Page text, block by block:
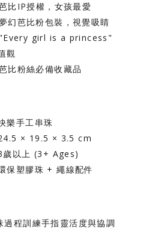
比IP授權，女孩最愛
幻芭比粉包裝，視覺吸睛
girl is a princess"
觀
比粉絲必備收藏品
樂手工串珠
24.5 × 19.5 × 3.5 cm
歲以上 (3+ Ages)
保塑膠珠 + 繩線配件
過程訓練手指靈活度與協調